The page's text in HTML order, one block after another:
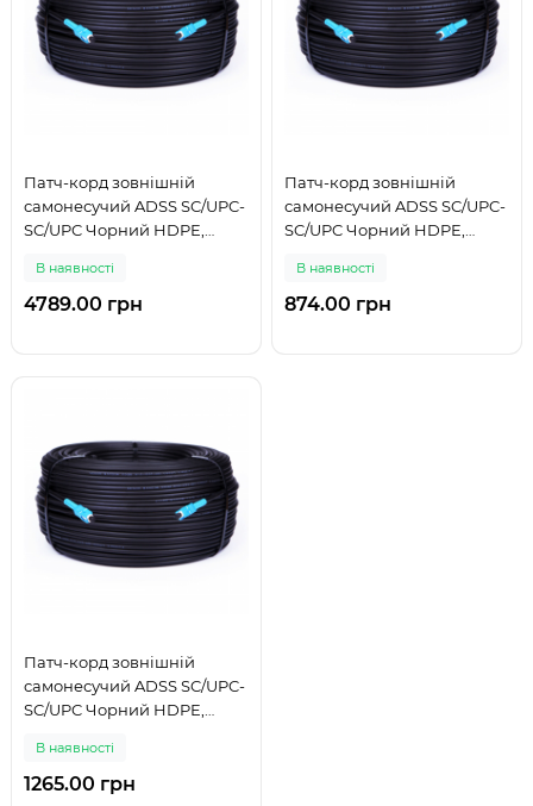
Патч-корд зовнішній
самонесучий ADSS SC/UPC-
SC/UPC Чорний HDPE,
Simplex, 4,4мм - 300 м
В наявності
4789.00 грн
Патч-корд зовнішній
самонесучий ADSS SC/UPC-
SC/UPC Чорний HDPE,
Simplex, 4,4мм - 50 м
В наявності
874.00 грн
Патч-корд зовнішній
самонесучий ADSS SC/UPC-
SC/UPC Чорний HDPE,
Simplex, 4,4мм - 75 м
В наявності
1265.00 грн